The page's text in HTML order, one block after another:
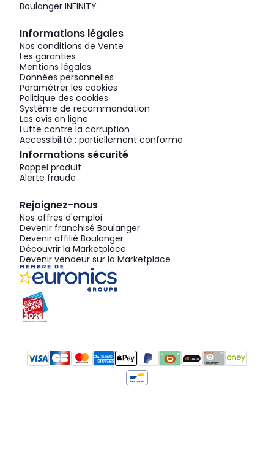
Boulanger INFINITY
Informations légales
Nos conditions de Vente
Les garanties
Mentions légales
Données personnelles
Paramétrer les cookies
Politique des cookies
Système de recommandation
Les avis en ligne
Lutte contre la corruption
Accessibilité : partiellement conforme
Informations sécurité
Rappel produit
Alerte fraude
Rejoignez-nous
Nos offres d'emploi
Devenir franchisé Boulanger
Devenir affilié Boulanger
Découvrir la Marketplace
Devenir vendeur sur la Marketplace